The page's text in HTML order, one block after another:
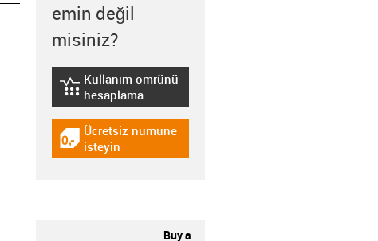
emin değil
misiniz?
igus-icon-lebensdauerrechner
Kullanım ömrünü
hesaplama
igus-icon-gratismuster
Ücretsiz numune
isteyin
Buy a